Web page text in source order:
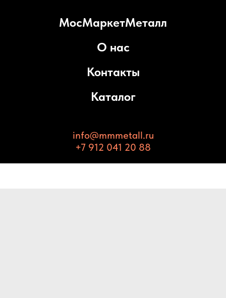
МосМаркетМеталл
О нас
Контакты
Каталог
info@mmmetall.ru
+7 912 041 20 88